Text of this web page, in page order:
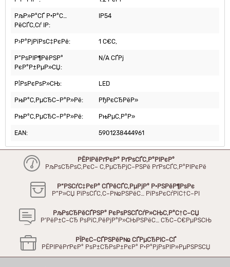
РљР»Р°СЃ Р·Р°С…
РёСЃС‚Сѓ IP:
IP54
Р›Р°РјРїРѕС‡РєРё: 1 С€С‚
Р”РѕРІР¶РёРЅР°
РєР°Р±РµР»СЏ:
N/A СЃРј
Р¦РѕРєРѕР»СЊ: LED
РњР°С‚РµСЂС–Р°Р»Рё: РђРєСЂРёР»
РњР°С‚РµСЂС–Р°Р»Рё: РњРµС‚Р°Р»
EAN: 5901238444961
РЁРІРёРґРєР° РґРѕСЃС‚Р°РІРєР°
РљРѕСЂРѕС‚РєС– С‚РµСЂРјС–РЅРё РґРѕСЃС‚Р°РІРєРё
Р“РЅСѓС‡РєР° СЃРёСЃС‚РµРјР° Р·РЅРёР¶РѕРє
Р”Р»СЏ РїРѕСЃС‚С–Р№РЅРёС… РїРѕРєСѓРїС†С–РІ
РљРѕСЂРёСЃРЅР° РєРѕРЅСЃСѓР»СЊС‚Р°С†С–СЏ
Р’РёР±С–СЂ РѕРїС‚РёРјР°Р»СЊРЅРёС… СЂС–С€РµРЅСЊ
РЇРєС–СЃРЅРёР№ СЃРµСЂРІС–СЃ
РЁРІРёРґРєР° РѕР±СЂРѕР±РєР° Р·Р°РјРѕРІР»РµРЅРЅСЏ